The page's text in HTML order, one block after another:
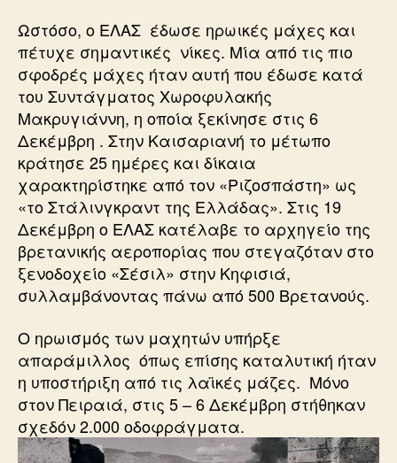
Ωστόσο, ο ΕΛΑΣ έδωσε ηρωικές μάχες και
πέτυχε σημαντικές νίκες. Μία από τις πιο
σφοδρές μάχες ήταν αυτή που έδωσε κατά
του Συντάγματος Χωροφυλακής
Μακρυγιάννη, η οποία ξεκίνησε στις 6
Δεκέμβρη . Στην Καισαριανή το μέτωπο
κράτησε 25 ημέρες και δίκαια
χαρακτηρίστηκε από τον «Ριζοσπάστη» ως
«το Στάλινγκραντ της Ελλάδας». Στις 19
Δεκέμβρη ο ΕΛΑΣ κατέλαβε το αρχηγείο της
βρετανικής αεροπορίας που στεγαζόταν στο
ξενοδοχείο «Σέσιλ» στην Κηφισιά,
συλλαμβάνοντας πάνω από 500 Βρετανούς.
Ο ηρωισμός των μαχητών υπήρξε
απαράμιλλος όπως επίσης καταλυτική ήταν
η υποστήριξη από τις λαϊκές μάζες. Μόνο
στον Πειραιά, στις 5 – 6 Δεκέμβρη στήθηκαν
σχεδόν 2.000 οδοφράγματα.